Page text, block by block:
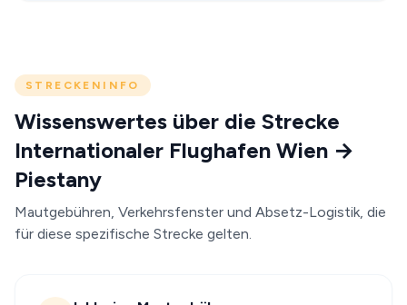
STRECKENINFO
Wissenswertes über die Strecke
Internationaler Flughafen Wien →
Piestany
Mautgebühren, Verkehrsfenster und Absetz-Logistik, die
für diese spezifische Strecke gelten.